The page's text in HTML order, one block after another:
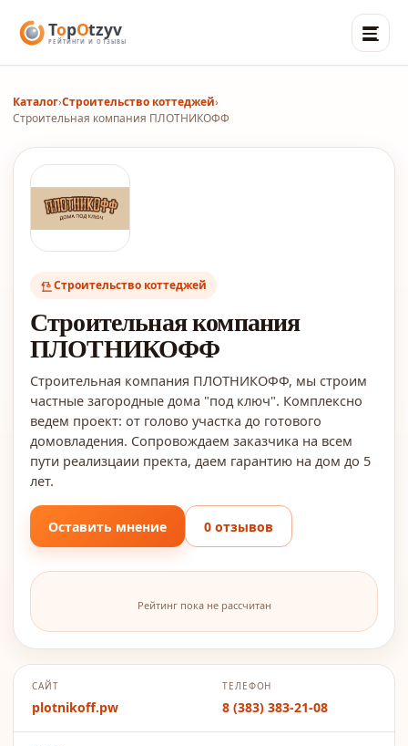
Каталог›Строительство коттеджей›
Строительная компания ПЛОТНИКОФФ
Строительство коттеджей
Строительная компания
ПЛОТНИКОФФ
Строительная компания ПЛОТНИКОФФ, мы строим
частные загородные дома "под ключ". Комплексно
ведем проект: от голово участка до готового
домовладения. Сопровождаем заказчика на всем
пути реализцаии пректа, даем гарантию на дом до 5
лет.
Оставить мнение 0 отзывов
Рейтинг пока не рассчитан
САЙТ
plotnikoff.pw
ТЕЛЕФОН
8 (383) 383-21-08